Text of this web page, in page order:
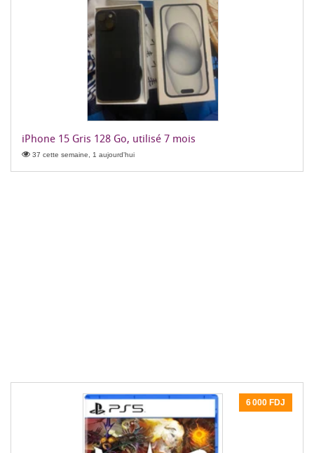
iPhone 15 Gris 128 Go, utilisé 7 mois
37 cette semaine, 1 aujourd'hui
6 000 FDJ